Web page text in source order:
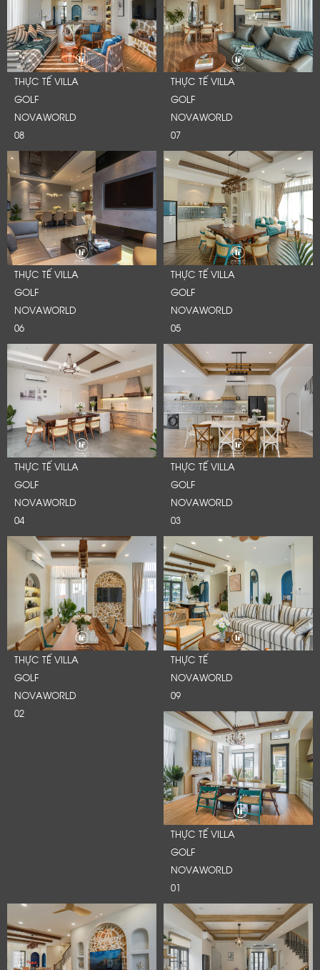
THỰC TẾ VILLA
GOLF
NOVAWORLD
08
THỰC TẾ VILLA
GOLF
NOVAWORLD
07
THỰC TẾ VILLA
GOLF
NOVAWORLD
06
THỰC TẾ VILLA
GOLF
NOVAWORLD
05
THỰC TẾ VILLA
GOLF
NOVAWORLD
04
THỰC TẾ VILLA
GOLF
NOVAWORLD
03
THỰC TẾ VILLA
GOLF
NOVAWORLD
02
THỰC TẾ
NOVAWORLD
09
THỰC TẾ VILLA
GOLF
NOVAWORLD
01
Cảm ơn quý khách đã để lại thông tin.
Chúng tôi sẽ liên hệ lại trong thời gian sớm nhất